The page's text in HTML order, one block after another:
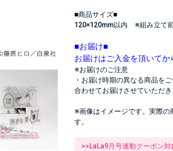
■商品サイズ■
120×120mm以内 ※組み立て
■お届け■
お届けはご入金を頂いて
※お届けのご注意
・お届け時期の異なる商品を
合わせてお届けさせていただ
※画像はイメージです。実際
す。
>>LaLa9月号連動クーポン